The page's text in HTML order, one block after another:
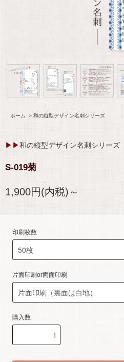
ホーム > 和の縦型デザイン名刺シリーズ
▶▶和の縦型デザイン名刺シリーズ
S-019菊
1,900円(内税)～
印刷枚数
片面印刷or両面印刷
購入数